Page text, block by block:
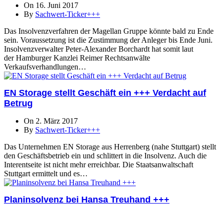
On 16. Juni 2017
By Sachwert-Ticker+++
Das Insolvenzverfahren der Magellan Gruppe könnte bald zu Ende
sein. Voraussetzung ist die Zustimmung der Anleger bis Ende Juni.
Insolvenzverwalter Peter-Alexander Borchardt hat somit laut
der Hamburger Kanzlei Reimer Rechtsanwälte
Verkaufsverhandlungen…
EN Storage stellt Geschäft ein +++ Verdacht auf
Betrug
On 2. März 2017
By Sachwert-Ticker+++
Das Unternehmen EN Storage aus Herrenberg (nahe Stuttgart) stellt
den Geschäftsbetrieb ein und schlittert in die Insolvenz. Auch die
Interentseite ist nicht mehr erreichbar. Die Staatsanwaltschaft
Stuttgart ermittelt und es…
Planinsolvenz bei Hansa Treuhand +++